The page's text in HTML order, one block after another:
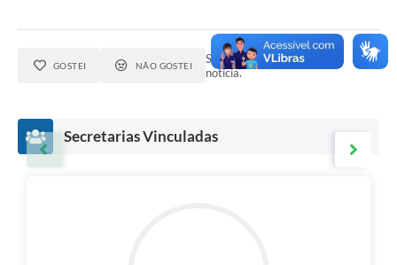
GOSTEI NÃO GOSTEI
Seja o primeiro a curtir esta
notícia.
Secretarias Vinculadas